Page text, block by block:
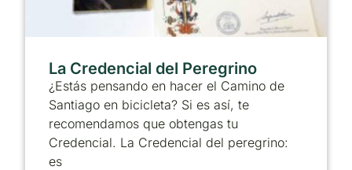
La Credencial del Peregrino
¿Estás pensando en hacer el Camino de
Santiago en bicicleta? Si es así, te
recomendamos que obtengas tu
Credencial. La Credencial del peregrino:
es